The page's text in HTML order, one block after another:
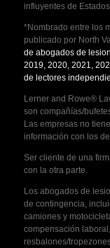
influyentes de
*Nombrado entre los
publicado por North
de abogados de
2019, 2020, 2021,
de lectores
Lerner and Rowe®
son compañías/
Las empresas no
información con los
Ser cliente de una
con la otra parte.
Los abogados de
de contingencia,
camiones y
compensación
resbalones/